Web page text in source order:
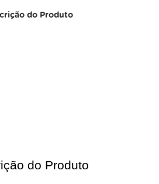
do Produto
do Produto